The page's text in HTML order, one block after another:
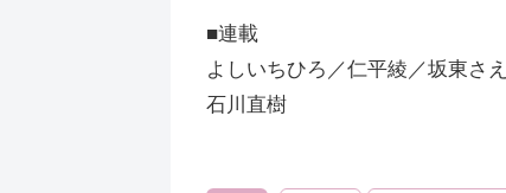
■連載
よしいちひろ／仁平綾／坂東さ
石川直樹